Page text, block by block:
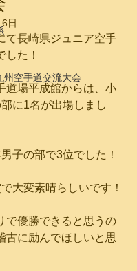
空手道交流大会
日
て長崎県ジュニア空手
した！
道場平成館からは、小
に1名が出場しまし
子の部で3位でした！
大変素晴らしいです！
で優勝できると思うの
古に励んでほしいと思